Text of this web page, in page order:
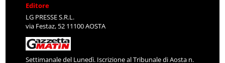
Editore
LG PRESSE S.R.L.
via Festaz, 52 11100 AOSTA
Settimanale del Lunedì. Iscrizione al Tribunale di Aosta n.